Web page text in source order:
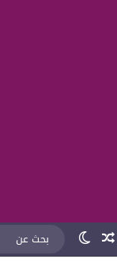
مقال عشوائي
الوضع المظلم